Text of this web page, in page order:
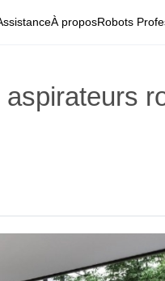
À proposRobots